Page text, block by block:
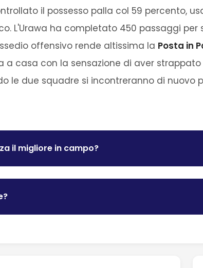
il possesso palla col 59 percento,
L'Urawa ha completato 450 passaggi
offensivo rende altissima la Posta in
a casa con la sensazione di aver
le due squadre si incontreranno di
il migliore in campo?